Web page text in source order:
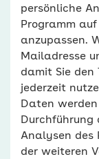
persönliche
Programm
anzupassen.
Mailadresse
damit Sie den
jederzeit
Daten
Durchführung
Analysen des
der weiteren